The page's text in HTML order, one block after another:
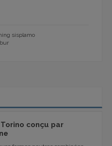
sisplamo
conçu par